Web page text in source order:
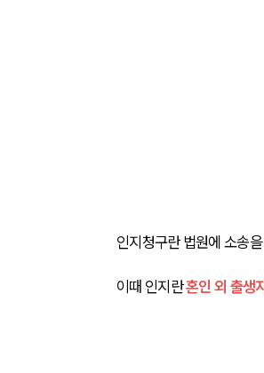
인지청구란 법원에 소송
이때 인지란 혼인 외 출생